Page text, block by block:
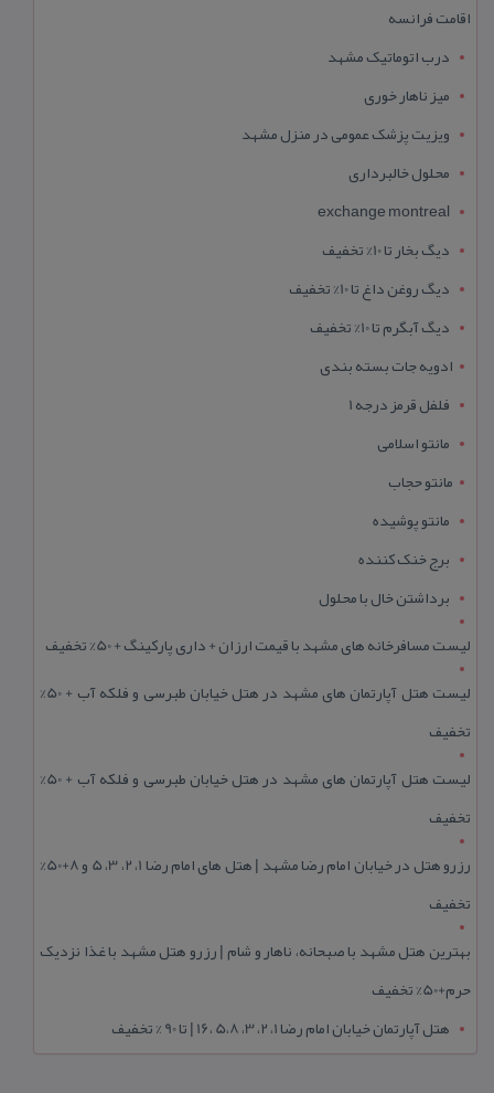
اقامت فرانسه
درب اتوماتیک مشهد
میز ناهار خوری
ویزیت پزشک عمومی در منزل مشهد
محلول خالبرداری
exchange montreal
دیگ بخار تا 10% تخفیف
دیگ روغن داغ تا 10% تخفیف
دیگ آبگرم تا 10% تخفیف
ادویه جات بسته بندی
فلفل قرمز درجه 1
مانتو اسلامی
مانتو حجاب
مانتو پوشیده
برج خنک کننده
برداشتن خال با محلول
لیست مسافرخانه های مشهد با قیمت ارزان + داری پارکینگ + 50% تخفیف
لیست هتل آپارتمان های مشهد در هتل خیابان طبرسی و فلکه آب + 50%
تخفیف
لیست هتل آپارتمان های مشهد در هتل خیابان طبرسی و فلکه آب + 50%
تخفیف
رزرو هتل در خیابان امام رضا مشهد | هتل‌ های امام رضا 1، 2، 3، 5 و 8+50%
تخفیف
بهترین هتل مشهد با صبحانه، ناهار و شام | رزرو هتل مشهد با غذا نزدیک
حرم+50% تخفیف
هتل آپارتمان خیابان امام رضا 1، 2، 3، 5،8 ،16 | تا 90 % تخفیف